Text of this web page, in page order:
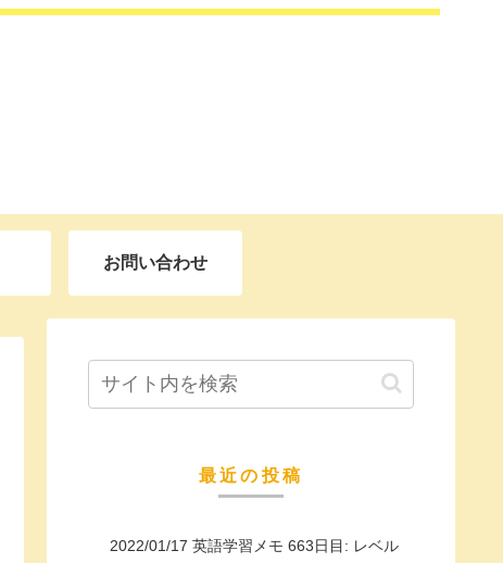
お問い合わせ
最近の投稿
2022/01/17 英語学習メモ 663日目: レベル